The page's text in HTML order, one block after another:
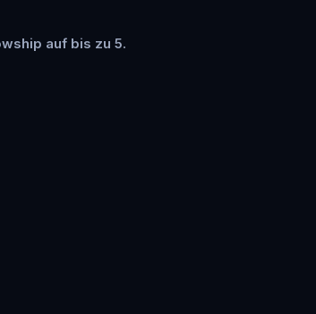
auf bis zu 5.